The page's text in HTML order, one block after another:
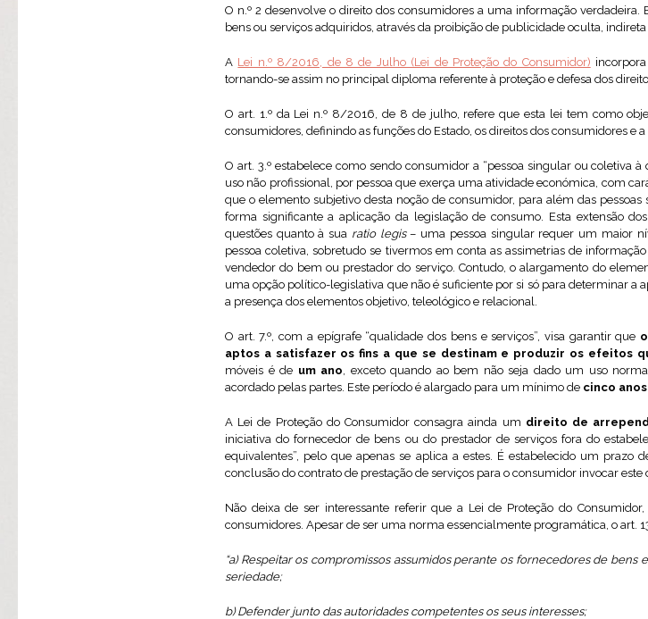
O n.º 2 desenvolve o direito dos consumidores a uma informação verdadeira.
bens ou serviços adquiridos, através da proibição de publicidade oculta,
A Lei n.º 8/2016, de 8 de Julho (Lei de Proteção do Consumidor)
tornando-se assim no principal diploma referente à proteção e defesa dos
O art. 1.º da Lei n.º 8/2016, de 8 de julho, refere que esta lei tem como
consumidores, definindo as funções do Estado, os direitos dos consumidores e
O art. 3.º estabelece como sendo consumidor a “pessoa singular ou coletiva
uso não profissional, por pessoa que exerça uma atividade económica, com
que o elemento subjetivo desta noção de consumidor, para além das
forma significante a aplicação da legislação de consumo. Esta extensão
questões quanto à sua ratio legis– uma pessoa singular requer um maior
pessoa coletiva, sobretudo se tivermos em conta as assimetrias de
vendedor do bem ou prestador do serviço. Contudo, o alargamento do
uma opção político-legislativa que não é suficiente por si só para determinar a
a presença dos elementos objetivo, teleológico e relacional.
O art. 7.º, com a epígrafe “qualidade dos bens e serviços”, visa garantir que
aptos a satisfazer os fins a que se destinam e produzir os efeitos
móveis é de um ano, exceto quando ao bem não seja dado um uso
acordado pelas partes. Este período é alargado para um mínimo de cinco anos
A Lei de Proteção do Consumidor consagra ainda um direito de
iniciativa do fornecedor de bens ou do prestador de serviços fora do
equivalentes”, pelo que apenas se aplica a estes. É estabelecido um
conclusão do contrato de prestação de serviços para o consumidor invocar este
Não deixa de ser interessante referir que a Lei de Proteção do
consumidores. Apesar de ser uma norma essencialmente programática, o art.
“a) Respeitar os compromissos assumidos perante os fornecedores de
seriedade;
b) Defender junto das autoridades competentes os seus interesses;